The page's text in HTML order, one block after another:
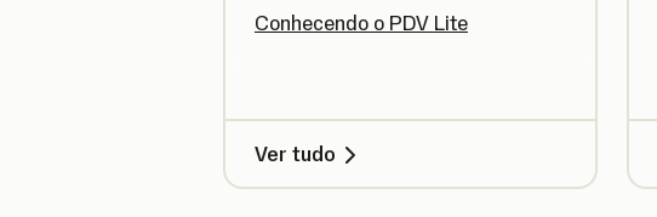
Conhecendo o PDV Lite
Ver tudo